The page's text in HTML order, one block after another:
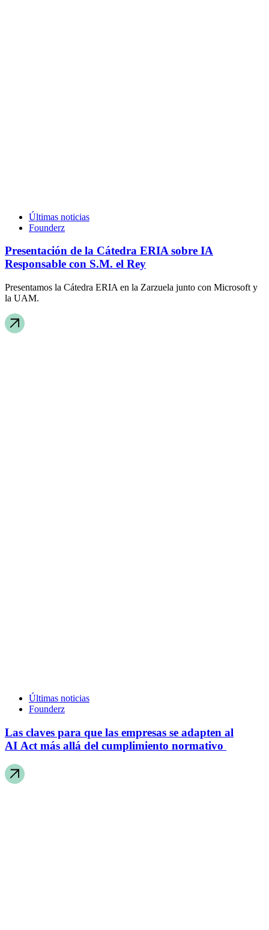
Últimas noticias
Founderz
Presentación de la Cátedra ERIA sobre IA
Responsable con S.M. el Rey
Presentamos la Cátedra ERIA en la Zarzuela junto con Microsoft y
la UAM.
Últimas noticias
Founderz
Las claves para que las empresas se adapten al
AI Act más allá del cumplimiento normativo